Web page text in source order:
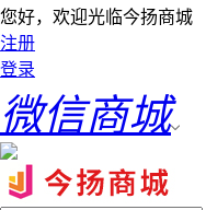
您好，欢迎光临今扬商城
注册
登录
微信商城